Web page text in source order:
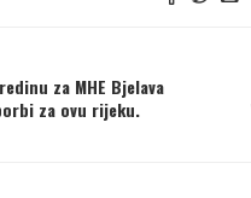
za MHE Bjelava
za ovu rijeku.